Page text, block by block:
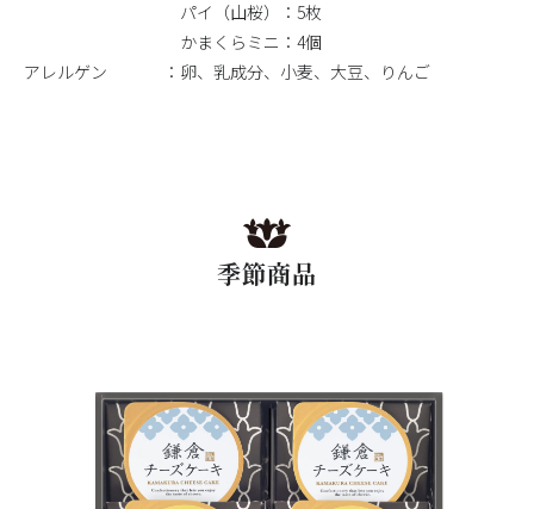
パイ（山桜）：5枚
かまくらミニ：4個
アレルゲン
卵、乳成分、小麦、大豆、りんご
季節商品